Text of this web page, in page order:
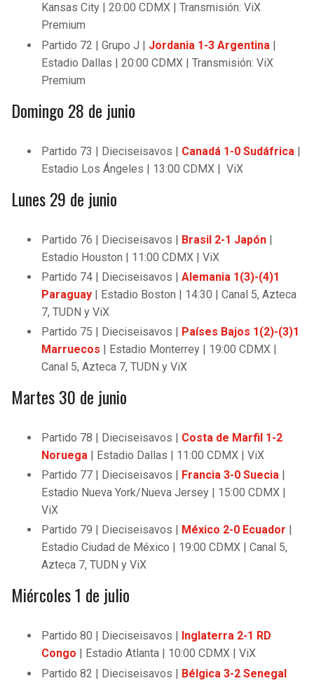
Kansas City | 20:00 CDMX | Transmisión: ViX
Premium
Partido 72 | Grupo J | Jordania 1-3 Argentina |
Estadio Dallas | 20:00 CDMX | Transmisión: ViX
Premium
Domingo 28 de junio
Partido 73 | Dieciseisavos | Canadá 1-0 Sudáfrica |
Estadio Los Ángeles | 13:00 CDMX | ViX
Lunes 29 de junio
Partido 76 | Dieciseisavos | Brasil 2-1 Japón |
Estadio Houston | 11:00 CDMX | ViX
Partido 74 | Dieciseisavos |Alemania 1(3)-(4)1
Paraguay | Estadio Boston | 14:30 | Canal 5, Azteca
7, TUDN y ViX
Partido 75 | Dieciseisavos | Países Bajos 1(2)-(3)1
Marruecos | Estadio Monterrey | 19:00 CDMX |
Canal 5, Azteca 7, TUDN y ViX
Martes 30 de junio
Partido 78 | Dieciseisavos | Costa de Marfil 1-2
Noruega | Estadio Dallas | 11:00 CDMX | ViX
Partido 77 | Dieciseisavos |
Francia 3-0 Suecia
Estadio Nueva York/Nueva Jersey | 15:00 CDMX |
ViX
Partido 79 | Dieciseisavos |
México 2-0 Ecuador
Estadio Ciudad de México | 19:00 CDMX | Canal 5,
Azteca 7, TUDN y ViX
Miércoles 1 de julio
Partido 80 | Dieciseisavos |
Inglaterra 2-1 RD
Congo | Estadio Atlanta | 10:00 CDMX | ViX
Partido 82 | Dieciseisavos | Bélgica 3-2 Senegal